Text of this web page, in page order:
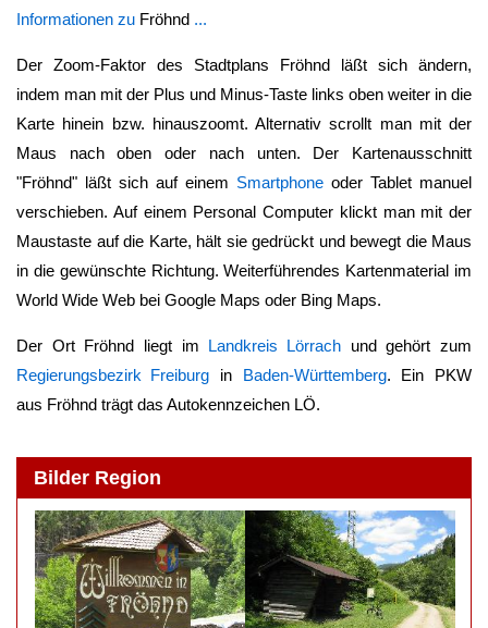
Informationen zu Fröhnd ...
Der Zoom-Faktor des Stadtplans Fröhnd läßt sich ändern,
indem man mit der Plus und Minus-Taste links oben weiter in die
Karte hinein bzw. hinauszoomt. Alternativ scrollt man mit der
Maus nach oben oder nach unten. Der Kartenausschnitt
"Fröhnd" läßt sich auf einem Smartphone oder Tablet manuel
verschieben. Auf einem Personal Computer klickt man mit der
Maustaste auf die Karte, hält sie gedrückt und bewegt die Maus
in die gewünschte Richtung. Weiterführendes Kartenmaterial im
World Wide Web bei Google Maps oder Bing Maps.
Der Ort Fröhnd liegt im Landkreis Lörrach und gehört zum
Regierungsbezirk Freiburg in Baden-Württemberg. Ein PKW
aus Fröhnd trägt das Autokennzeichen LÖ.
Bilder Region